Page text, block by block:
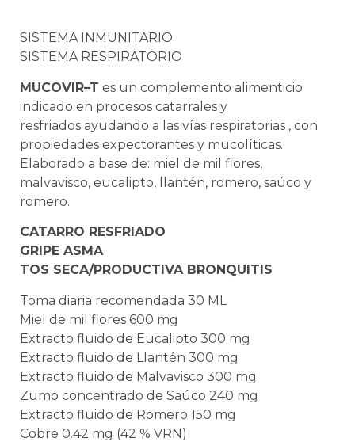
SISTEMA INMUNITARIO
SISTEMA RESPIRATORIO
MUCOVIR–T es un complemento alimenticio
indicado en procesos catarrales y
resfriados ayudando a las vías respiratorias , con
propiedades expectorantes y mucolíticas.
Elaborado a base de: miel de mil flores,
malvavisco, eucalipto, llantén, romero, saúco y
romero.
CATARRO RESFRIADO
GRIPE ASMA
TOS SECA/PRODUCTIVA BRONQUITIS
Toma diaria recomendada 30 ML
Miel de mil flores 600 mg
Extracto fluido de Eucalipto 300 mg
Extracto fluido de Llantén 300 mg
Extracto fluido de Malvavisco 300 mg
Zumo concentrado de Saúco 240 mg
Extracto fluido de Romero 150 mg
Cobre 0.42 mg (42 % VRN)